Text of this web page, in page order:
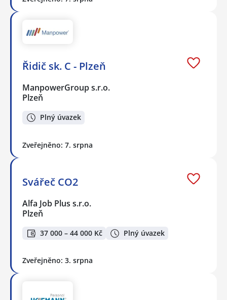
Řidič sk. C - Plzeň
ManpowerGroup s.r.o.
Plzeň
Plný úvazek
Zveřejněno: 7. srpna
Svářeč CO2
Alfa Job Plus s.r.o.
Plzeň
37 000 – 44 000 Kč Plný úvazek
Zveřejněno: 3. srpna